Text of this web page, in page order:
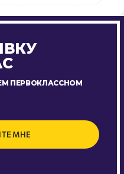
ПЕРВОКЛАССНОМ
МНЕ